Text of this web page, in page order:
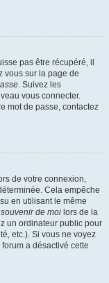
pas être récupéré, il
vous sur la page de
. Suivez les
vous connecter.
mot de passe, contactez
de votre connexion,
Cela empêche
en utilisant le même
de moi lors de la
un ordinateur public pour
etc.). Si vous ne voyez
a désactivé cette